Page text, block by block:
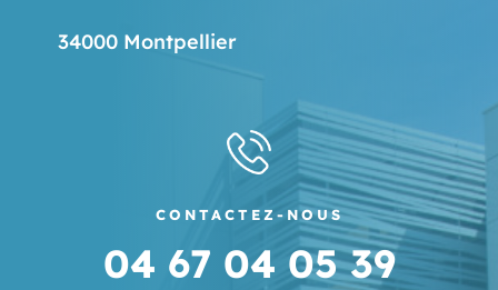
34000 Montpellier
CONTACTEZ-NOUS
04 67 04 05 39